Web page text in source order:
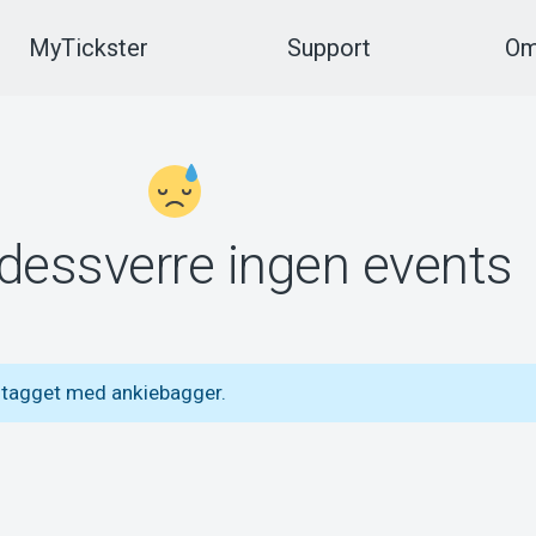
MyTickster Support
ingen events
med ankiebagger.